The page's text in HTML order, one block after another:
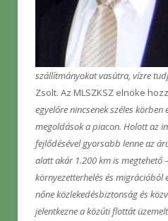
szállítmányokat vasútra, vízre
Zsolt. Az MLSZKSZ elnöke
egyelőre nincsenek széles
megoldások a piacon. Holott az
fejlődésével gyorsabb lenne az
alatt akár 1.200 km is megtehető
környezetterhelés és migrációból
nőne közlekedésbiztonság és
jelentkezne a közúti flottát